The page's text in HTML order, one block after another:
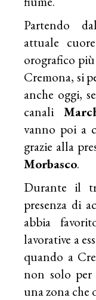
Partendo
attuale
orografico
Cremona, si
anche oggi,
canali
vanno poi a
grazie alla
Morbasco.
Durante il
presenza di
abbia
lavorative a
quando a
non solo per
una zona che